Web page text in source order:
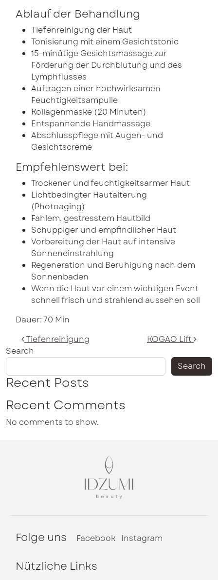
Ablauf der Behandlung
Tiefenreinigung der Haut
Tonisierung mit einem Gesichtstonic
15-minütige Gesichtsmassage zur
Förderung der Durchblutung und des
Lymphflusses
Auftragen einer hochwirksamen
Feuchtigkeitsampulle
Kollagenmaske (20 Minuten)
Entspannende Handmassage
Abschlusspflege mit Augen- und
Gesichtscreme
Empfehlenswert bei:
Trockener und feuchtigkeitsarmer Haut
Lichtbedingter Hautalterung
(Photoaging)
Fahlem, gestresstem Hautbild
Schuppiger und empfindlicher Haut
Vorbereitung der Haut auf intensive
Sonneneinstrahlung
Regeneration und Beruhigung nach dem
Sonnenbaden
Wenn die Haut vor einem wichtigen Event
schnell frisch und strahlend aussehen soll
Dauer: 70 Min
Post navigation
Tiefenreinigung
KOGAO Lift
Search
Search
Recent Posts
Recent Comments
No comments to show.
Folge uns Facebook Instagram
Nützliche Links